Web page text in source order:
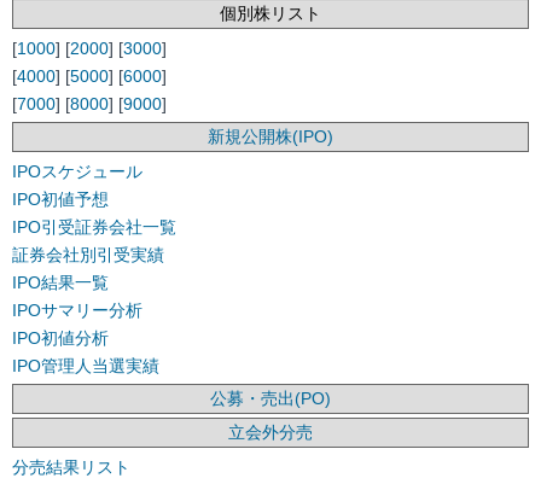
個別株リスト
[1000] [2000] [3000]
[4000] [5000] [6000]
[7000] [8000] [9000]
新規公開株(IPO)
IPOスケジュール
IPO初値予想
IPO引受証券会社一覧
証券会社別引受実績
IPO結果一覧
IPOサマリー分析
IPO初値分析
IPO管理人当選実績
公募・売出(PO)
立会外分売
分売結果リスト